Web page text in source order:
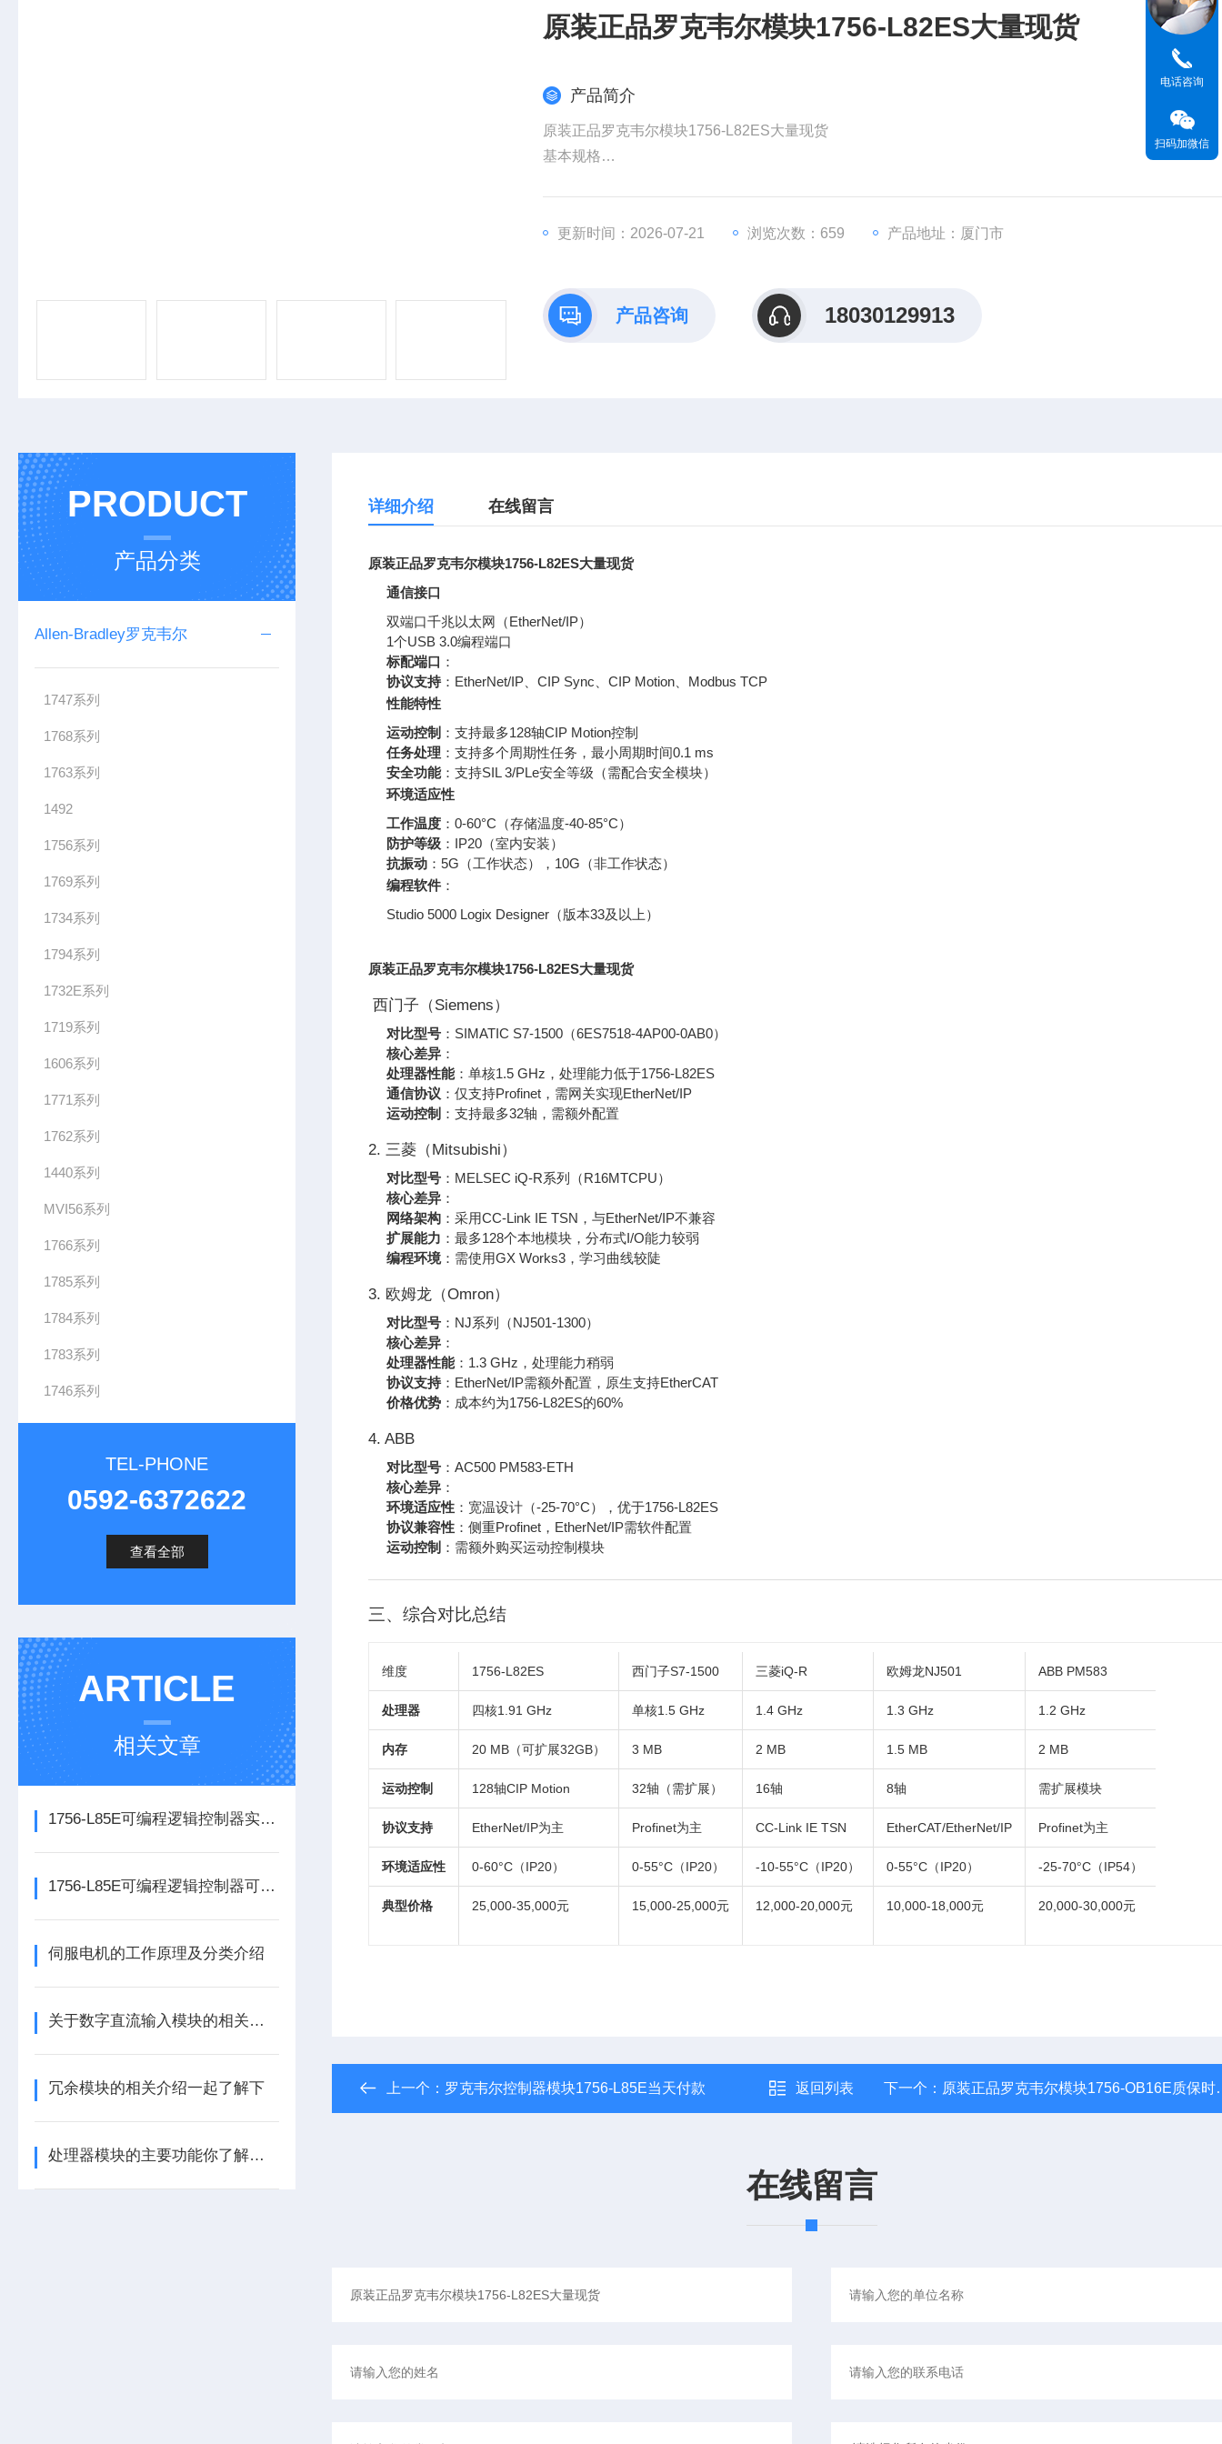
原装正品罗克韦尔模块1756-L82ES大量现货
产品简介
原装正品罗克韦尔模块1756-L82ES大量现货
​基本规格​
​内存​：
​I/O容量​：
本地I/O：支持最多256个模块
更新时间：2026-07-21 浏览次数：659 产品地址：厦门市
产品咨询 18030129913
PRODUCT
产品分类
Allen-Bradley罗克韦尔
1747系列
1768系列
1763系列
1492
1756系列
1769系列
1734系列
1794系列
1732E系列
1719系列
1606系列
1771系列
1762系列
1440系列
MVI56系列
1766系列
1785系列
1784系列
1783系列
1746系列
TEL-PHONE
0592-6372622
查看全部
ARTICLE
相关文章
1756-L85E可编程逻辑控制器实操应用常见问题分析及解决方法探讨
1756-L85E可编程逻辑控制器可满足多行业自动化精准控制需求
伺服电机的工作原理及分类介绍
关于数字直流输入模块的相关介绍
冗余模块的相关介绍一起了解下
处理器模块的主要功能你了解多少呢
详细介绍 在线留言
原装正品罗克韦尔模块1756-L82ES大量现货
通信接口
双端口千兆以太网（EtherNet/IP）
1个USB 3.0编程端口
标配端口 ：
协议支持：EtherNet/IP、CIP Sync、CIP Motion、Modbus TCP
性能特性
运动控制 ：支持最多128轴CIP Motion控制
任务处理 ：支持多个周期性任务，最小周期时间0.1 ms
安全功能：支持SIL 3/PLe安全等级（需配合安全模块）
环境适应性
工作温度 ：0-60°C（存储温度-40-85°C）
防护等级 ：IP20（室内安装）
抗振动 ：5G（工作状态），10G（非工作状态）
编程软件 ：
Studio 5000 Logix Designer（版本33及以上）
原装正品罗克韦尔模块1756-L82ES大量现货
西门子（Siemens）
对比型号 ：SIMATIC S7-1500（6ES7518-4AP00-0AB0）
核心差异 ：
处理器性能：单核1.5 GHz，处理能力低于1756-L82ES
通信协议 ：仅支持Profinet，需网关实现EtherNet/IP
运动控制 ：支持最多32轴，需额外配置
2. 三菱（Mitsubishi）
对比型号 ：MELSEC iQ-R系列（R16MTCPU）
核心差异 ：
网络架构 ：采用CC-Link IE TSN，与EtherNet/IP不兼容
扩展能力 ：最多128个本地模块，分布式I/O能力较弱
编程环境：需使用GX Works3，学习曲线较陡
3. 欧姆龙（Omron）
对比型号 ：NJ系列（NJ501-1300）
核心差异 ：
处理器性能：1.3 GHz，处理能力稍弱
协议支持：EtherNet/IP需额外配置，原生支持EtherCAT
价格优势 ：成本约为1756-L82ES的60%
4. ABB
对比型号 ：AC500 PM583-ETH
核心差异 ：
环境适应性 ：宽温设计（-25-70°C），优于1756-L82ES
协议兼容性 ：侧重Profinet，EtherNet/IP需软件配置
运动控制 ：需额外购买运动控制模块
三、综合对比总结
维度 1756-L82ES 西门子S7-1500 三菱iQ-R 欧姆龙NJ501 ABB PM583
处理器 四核1.91 GHz 单核1.5 GHz 1.4 GHz 1.3 GHz 1.2 GHz
内存 20 MB（可扩展32GB） 3 MB 2 MB 1.5 MB 2 MB
运动控制 128轴CIP Motion 32轴（需扩展） 16轴 8轴 需扩展模块
协议支持 EtherNet/IP为主 Profinet为主 CC-Link IE TSN EtherCAT/EtherNet/IP Profinet为主
环境适应性 0-60°C（IP20） 0-55°C（IP20） -10-55°C（IP20） 0-55°C（IP20） -25-70°C（IP54）
典型价格 25,000-35,000元 15,000-25,000元 12,000-20,000元 10,000-18,000元 20,000-30,000元
上一个： 罗克韦尔控制器模块1756-L85E当天付款 返回列表 下一个： 原装正品罗克韦尔模块1756-OB16E质保时间长
在线留言
电话咨询
扫码加微信